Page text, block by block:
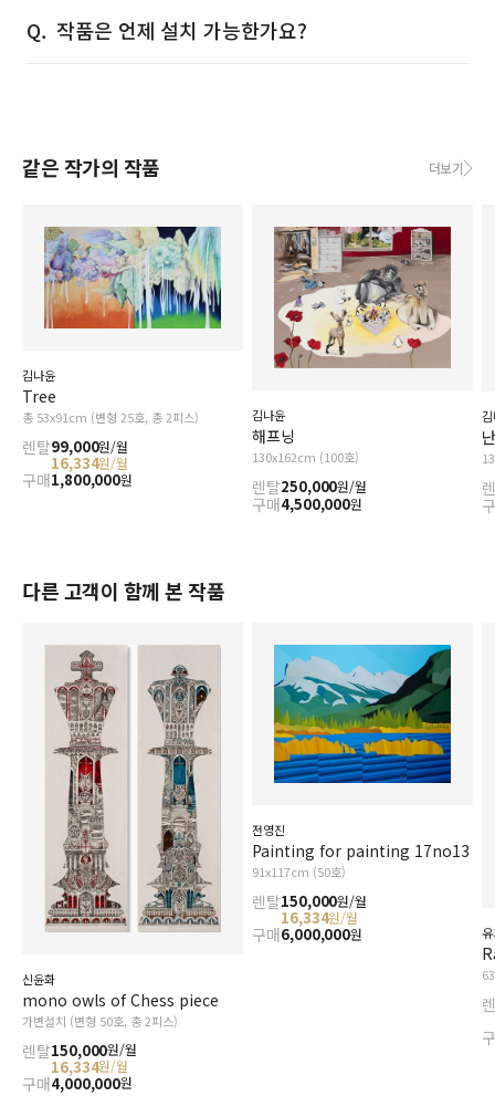
작품은 언제 설치 가능한가요?
같은 작가의 작품 더보기
김나윤
Tree
총 53x91cm (변형 25호, 총 2피스)
렌탈99,000원/월
16,334원/월
구매1,800,000원
김나윤
해프닝
130x162cm (100호)
렌탈250,000원/월
구매4,500,000원
다른 고객이 함께 본 작품
신윤화
mono owls of Chess piece
가변설치 (변형 50호, 총 2피스)
렌탈150,000원/월
16,334원/월
구매4,000,000원
전영진
Painting for painting 17no13
91x117cm (50호)
렌탈150,000원/월
16,334원/월
구매6,000,000원